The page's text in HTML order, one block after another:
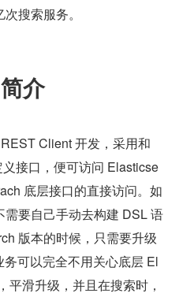
搜索服务。
介
Client 开发，采用和
接口，便可访问 Elasticse
底层接口的直接访问。如
要自己手动去构建 DSL 语
版本的时候，只需要升级
可以完全不用关心底层 El
平滑升级，并且在搜索时，